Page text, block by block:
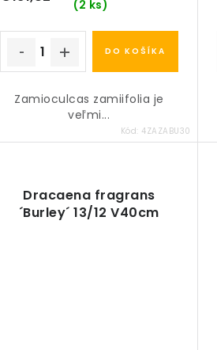
v
(2 ks)
DO KOŠÍKA
Zamioculcas zamiifolia je
veľmi...
Kód: 4ZAZABU30
Dracaena fragrans
´Burley´ 13/12 V40cm